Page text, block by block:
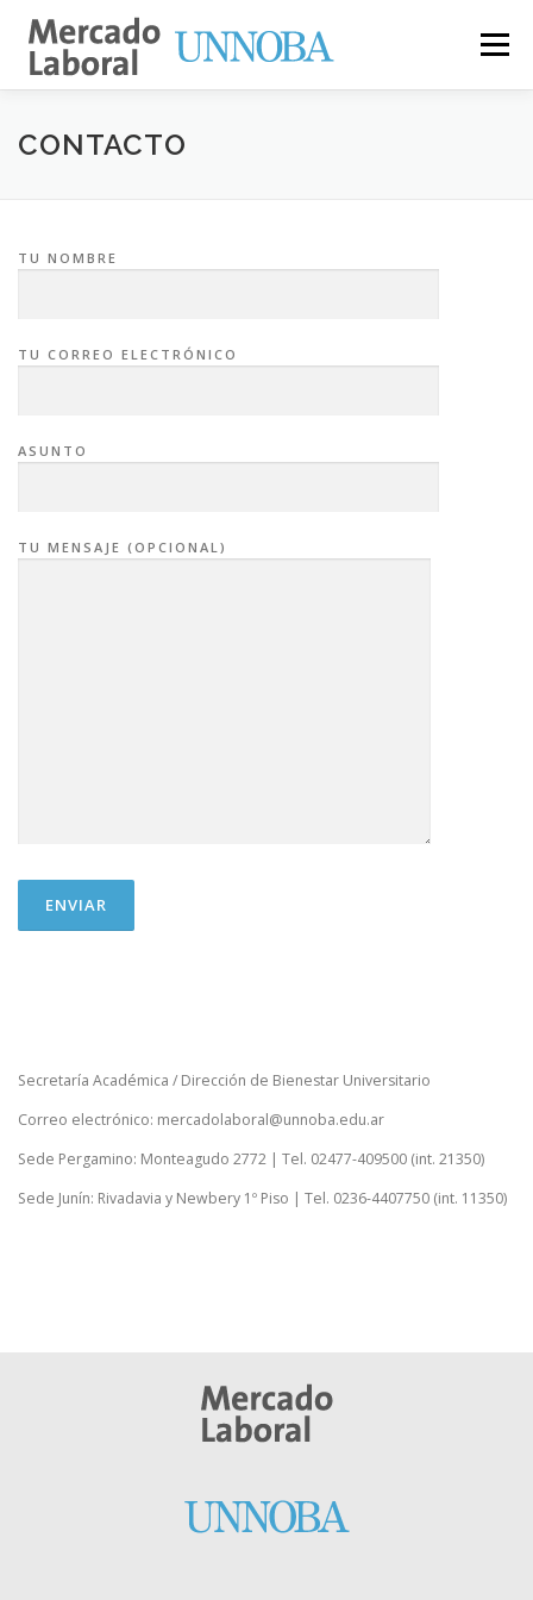
Menú
PASANTÍAS EMPLEO
CONTACTO
TU NOMBRE
TU CORREO ELECTRÓNICO
ASUNTO
TU MENSAJE (OPCIONAL)
Secretaría Académica / Dirección de Bienestar Universitario
Correo electrónico: mercadolaboral@unnoba.edu.ar
Sede Pergamino: Monteagudo 2772 | Tel. 02477-409500 (int. 21350)
Sede Junín: Rivadavia y Newbery 1º Piso | Tel. 0236-4407750 (int. 11350)